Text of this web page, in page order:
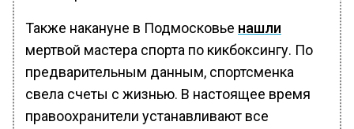
Также накануне в Подмосковье нашли
мертвой мастера спорта по кикбоксингу. По
предварительным данным, спортсменка
свела счеты с жизнью. В настоящее время
правоохранители устанавливают все